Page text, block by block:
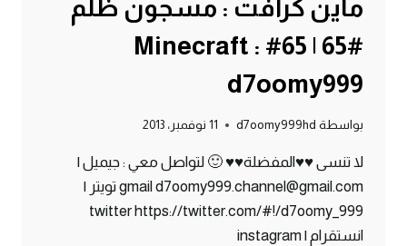
ماين كرافت : مسجون ظلم
#65 | 65# Minecraft :
d7oomy999
بواسطة d7oomy999hd 11 نوفمبر، 2013
لا تنسى ♥♥المفضلة♥♥ 🙂 لتواصل معي : جيميل |
gmail d7oomy999.channel@gmail.com تويتر |
twitter https://twitter.com/#!/d7oomy_999
انستقرام | instagram